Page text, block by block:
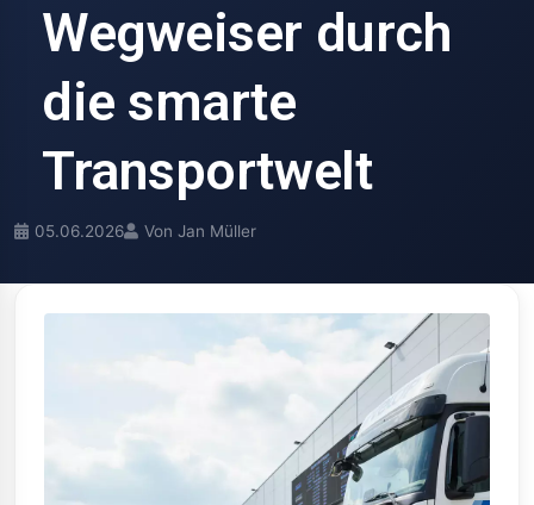
Wegweiser durch
die smarte
Transportwelt
05.06.2026 Von Jan Müller